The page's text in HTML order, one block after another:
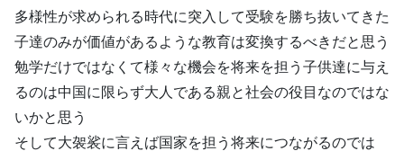
多様性が求められる時代に突入して受験を勝ち抜いてきた
子達のみが価値があるような教育は変換するべきだと思う
勉学だけではなくて様々な機会を将来を担う子供達に与え
るのは中国に限らず大人である親と社会の役目なのではな
いかと思う
そして大袈裟に言えば国家を担う将来につながるのでは